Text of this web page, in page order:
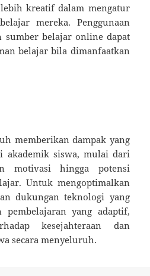
kreatif dalam mengatur
mereka. Penggunaan
sumber belajar online dapat
belajar bila dimanfaatkan
memberikan dampak yang
akademik siswa, mulai dari
motivasi hingga potensi
Untuk mengoptimalkan
dukungan teknologi yang
pembelajaran yang adaptif,
kesejahteraan dan
secara menyeluruh.